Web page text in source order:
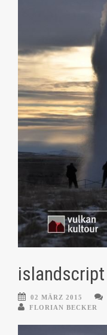
islandscript
02 MÄRZ 2015
FLORIAN BECKER